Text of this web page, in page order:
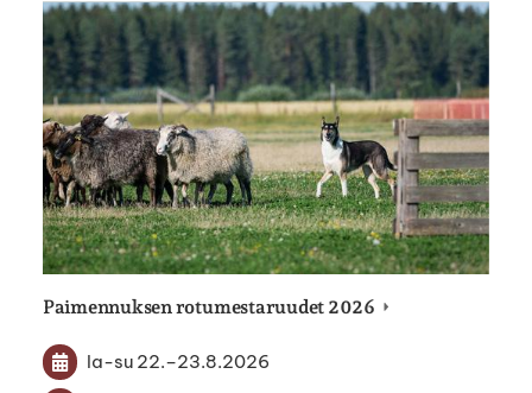
Paimennuksen rotumestaruudet 2026
la-su 22.–23.8.2026